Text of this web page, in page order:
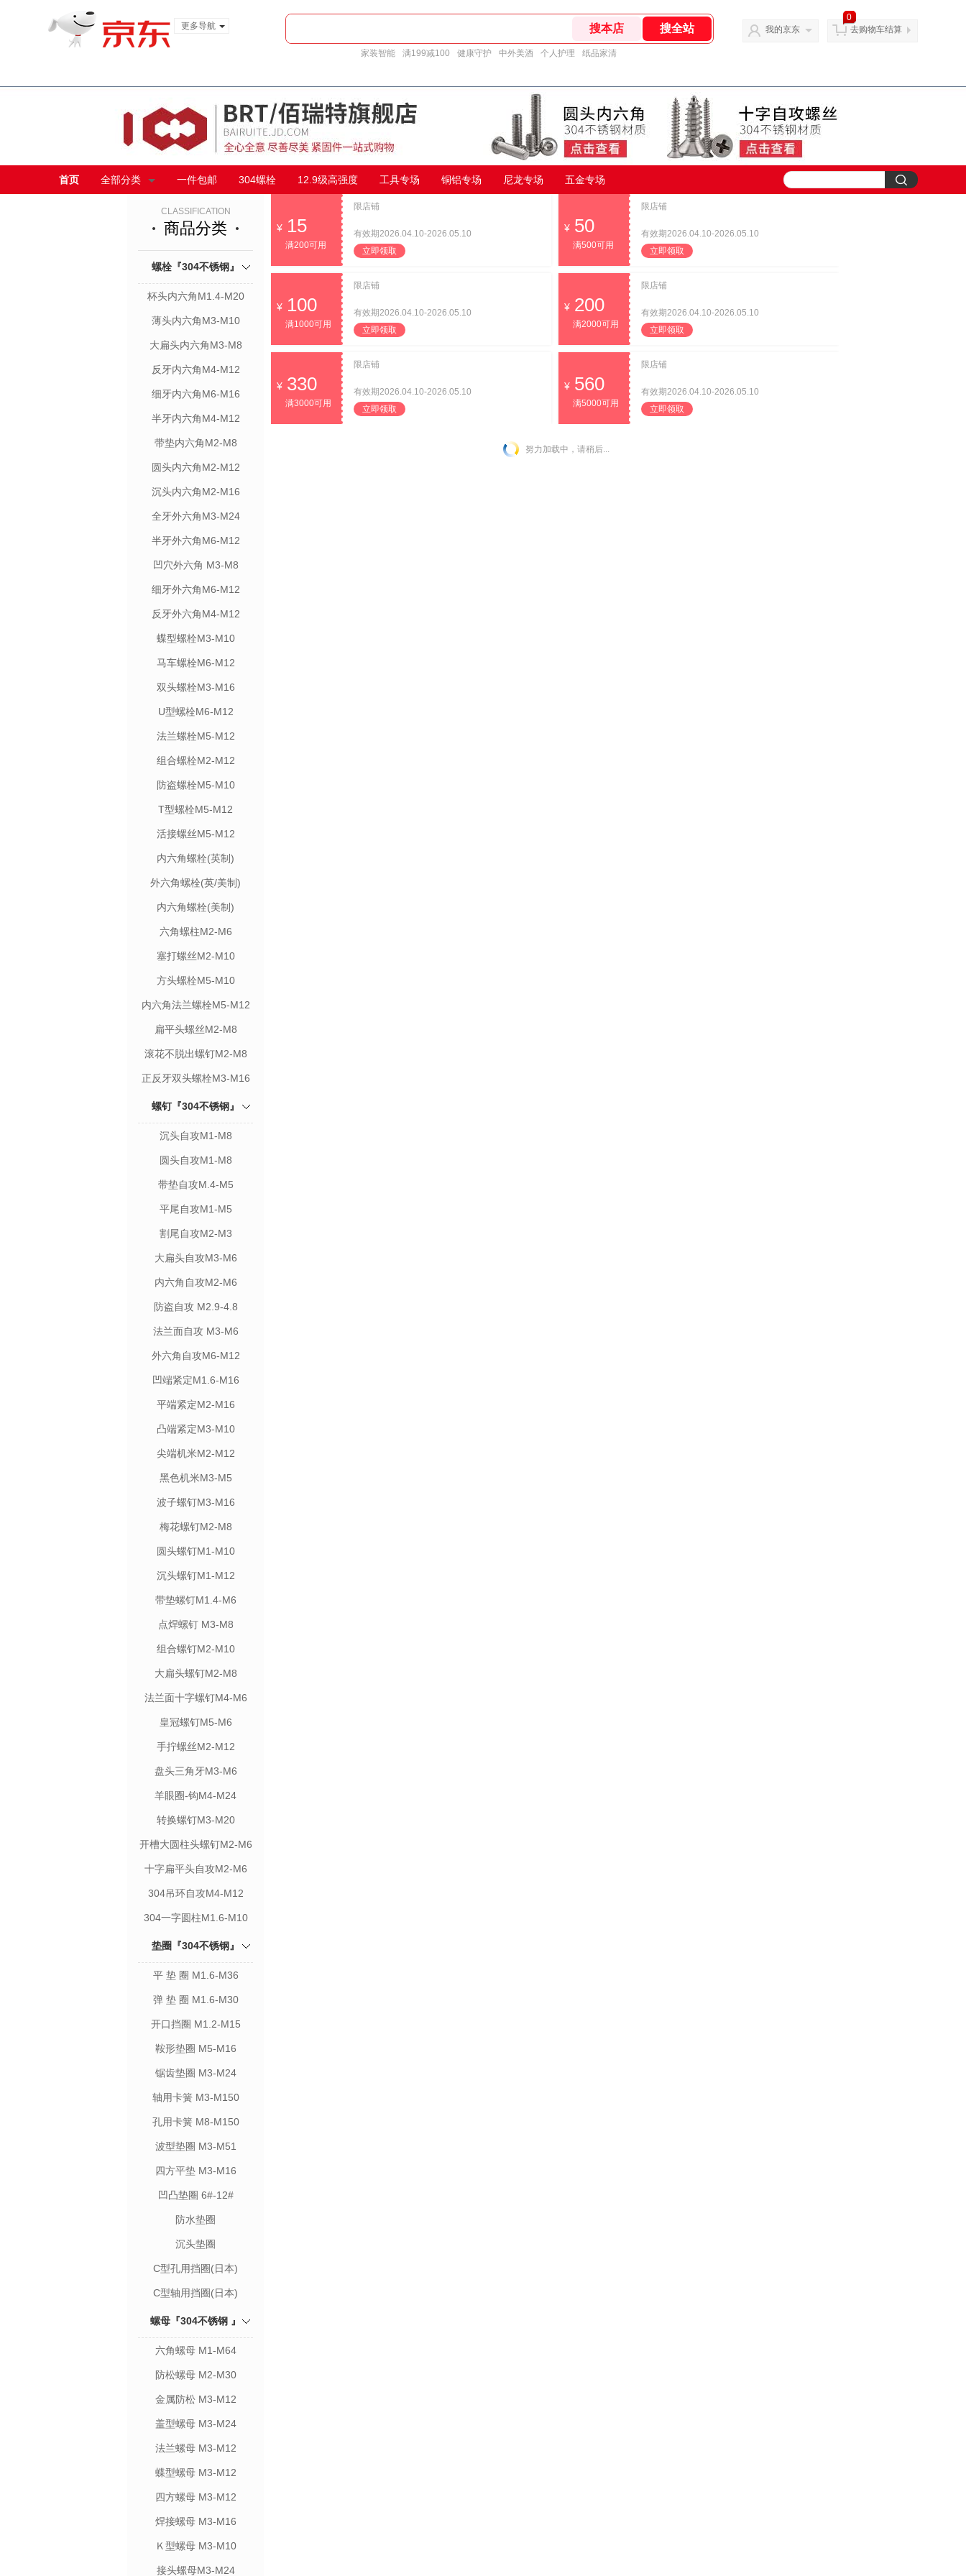
更多导航
家装智能 满199减100 健康守护 中外美酒 个人护理 纸品家清
我的京东
0
去购物车结算
首页 全部分类 一件包邮 304螺栓 12.9级高强度 工具专场 铜铝专场 尼龙专场 五金专场
CLASSIFICATION
商品分类
螺栓『304不锈钢』
杯头内六角M1.4-M20
薄头内六角M3-M10
大扁头内六角M3-M8
反牙内六角M4-M12
细牙内六角M6-M16
半牙内六角M4-M12
带垫内六角M2-M8
圆头内六角M2-M12
沉头内六角M2-M16
全牙外六角M3-M24
半牙外六角M6-M12
凹穴外六角 M3-M8
细牙外六角M6-M12
反牙外六角M4-M12
蝶型螺栓M3-M10
马车螺栓M6-M12
双头螺栓M3-M16
U型螺栓M6-M12
法兰螺栓M5-M12
组合螺栓M2-M12
防盗螺栓M5-M10
T型螺栓M5-M12
活接螺丝M5-M12
内六角螺栓(英制)
外六角螺栓(英/美制)
内六角螺栓(美制)
六角螺柱M2-M6
塞打螺丝M2-M10
方头螺栓M5-M10
内六角法兰螺栓M5-M12
扁平头螺丝M2-M8
滚花不脱出螺钉M2-M8
正反牙双头螺栓M3-M16
螺钉『304不锈钢』
沉头自攻M1-M8
圆头自攻M1-M8
带垫自攻M.4-M5
平尾自攻M1-M5
割尾自攻M2-M3
大扁头自攻M3-M6
内六角自攻M2-M6
防盗自攻 M2.9-4.8
法兰面自攻 M3-M6
外六角自攻M6-M12
凹端紧定M1.6-M16
平端紧定M2-M16
凸端紧定M3-M10
尖端机米M2-M12
黑色机米M3-M5
波子螺钉M3-M16
梅花螺钉M2-M8
圆头螺钉M1-M10
沉头螺钉M1-M12
带垫螺钉M1.4-M6
点焊螺钉 M3-M8
组合螺钉M2-M10
大扁头螺钉M2-M8
法兰面十字螺钉M4-M6
皇冠螺钉M5-M6
手拧螺丝M2-M12
盘头三角牙M3-M6
羊眼圈-钩M4-M24
转换螺钉M3-M20
开槽大圆柱头螺钉M2-M6
十字扁平头自攻M2-M6
304吊环自攻M4-M12
304一字圆柱M1.6-M10
垫圈『304不锈钢』
平 垫 圈 M1.6-M36
弹 垫 圈 M1.6-M30
开口挡圈 M1.2-M15
鞍形垫圈 M5-M16
锯齿垫圈 M3-M24
轴用卡簧 M3-M150
孔用卡簧 M8-M150
波型垫圈 M3-M51
四方平垫 M3-M16
凹凸垫圈 6#-12#
防水垫圈
沉头垫圈
C型孔用挡圈(日本)
C型轴用挡圈(日本)
螺母『304不锈钢 』
六角螺母 M1-M64
防松螺母 M2-M30
金属防松 M3-M12
盖型螺母 M3-M24
法兰螺母 M3-M12
蝶型螺母 M3-M12
四方螺母 M3-M12
焊接螺母 M3-M16
Ｋ型螺母 M3-M10
接头螺母M3-M24
15
满200可用
限店铺
有效期2026.04.10-2026.05.10
立即领取
50
满500可用
限店铺
有效期2026.04.10-2026.05.10
立即领取
100
满1000可用
限店铺
有效期2026.04.10-2026.05.10
立即领取
200
满2000可用
限店铺
有效期2026.04.10-2026.05.10
立即领取
330
满3000可用
限店铺
有效期2026.04.10-2026.05.10
立即领取
560
满5000可用
限店铺
有效期2026.04.10-2026.05.10
立即领取
努力加载中，请稍后...